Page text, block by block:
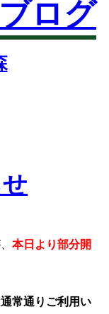
ログ
本日より部分開
常通りご利用い